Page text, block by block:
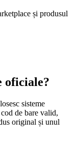
și produsul
oficiale?
sisteme
de bare valid,
original și unul